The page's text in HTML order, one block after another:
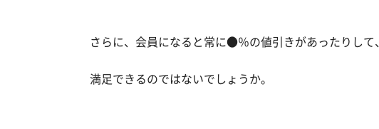
さらに、会員になると常に●％の値引きがあったりして、
満足できるのではないでしょうか。